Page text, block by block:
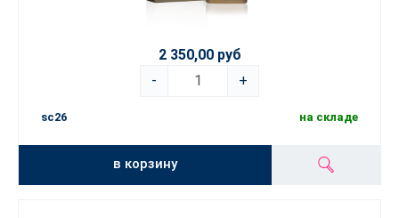
2 350,00 руб
-
+
sc26 на складе
в корзину